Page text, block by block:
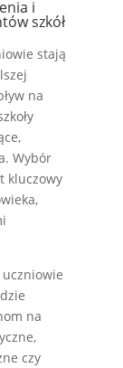
i
szkół
stają
na
Wybór
kluczowy
uczniowie
na
czy